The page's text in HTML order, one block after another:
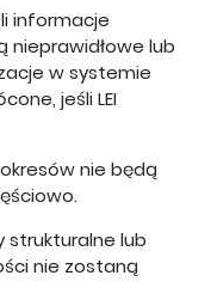
informacje
nieprawidłowe lub
w systemie
jeśli LEI
nie będą
strukturalne lub
nie zostaną